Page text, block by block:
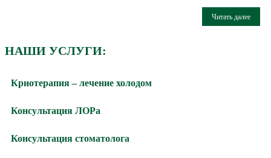
Читать далее
НАШИ УСЛУГИ:
Криотерапия – лечение холодом
Консультация ЛОРа
Консультация стоматолога